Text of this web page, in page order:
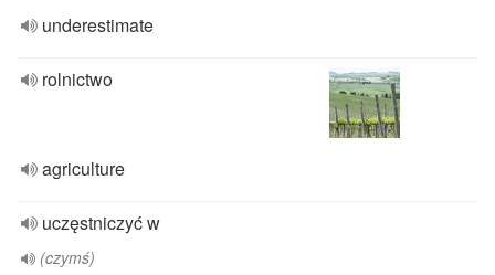
underestimate
rolnictwo
agriculture
uczęstniczyć w
(czymś)